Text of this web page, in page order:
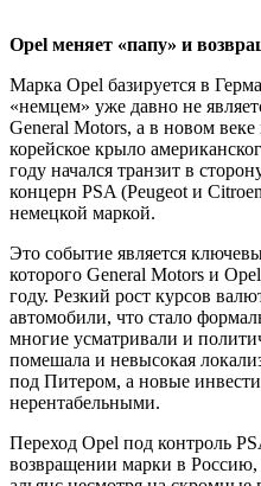
Opel меняет «папу» и
Марка Opel базируется в
«немцем» уже давно не
General Motors, а в новом
корейское крыло
году начался транзит в
концерн PSA (Peugeot и
немецкой маркой.
Это событие является
которого General Motors и
году. Резкий рост курсов
автомобили, что стало
многие усматривали и
помешала и невысокая
под Питером, а новые
нерентабельными.
Переход Opel под контроль
возвращении марки в